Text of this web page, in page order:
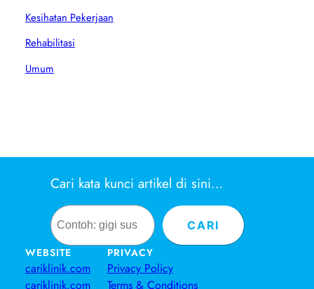
Kesihatan Pekerjaan
Rehabilitasi
Umum
Cari kata kunci artikel di sini…
Search
CARI
WEBSITE
cariklinik.com
cariklinik.com
PRIVACY
Privacy Policy
Terms & Conditions